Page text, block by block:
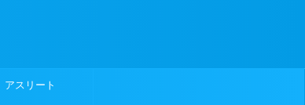
アスリート